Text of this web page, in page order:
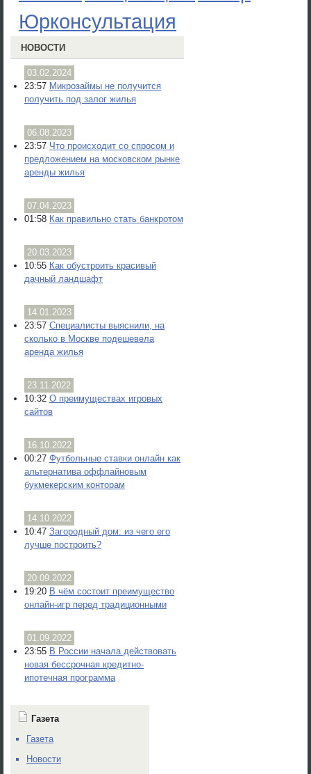
Юрконсультация
НОВОСТИ
03.02.2024
23:57 Микрозаймы не получится
получить под залог жилья
06.08.2023
23:57 Что происходит со спросом и
предложением на московском рынке
аренды жилья
07.04.2023
01:58 Как правильно стать банкротом
20.03.2023
10:55 Как обустроить красивый
дачный ландшафт
14.01.2023
23:57 Специалисты выяснили, на
сколько в Москве подешевела
аренда жилья
23.11.2022
10:32 О преимуществах игровых
сайтов
16.10.2022
00:27 Футбольные ставки онлайн как
альтернатива оффлайновым
букмекерским конторам
14.10.2022
10:47 Загородный дом: из чего его
лучше построить?
20.09.2022
19:20 В чём состоит преимущество
онлайн-игр перед традиционными
01.09.2022
23:55 В России начала действовать
новая бессрочная кредитно-
ипотечная программа
Газета
Газета
Новости